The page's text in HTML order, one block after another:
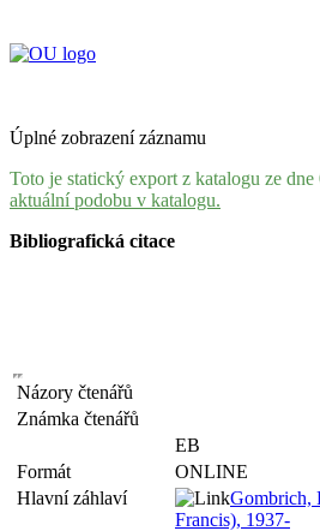
Úplné zobrazení záznamu
Toto je statický export z katalogu ze dne
aktuální podobu v katalogu.
Bibliografická citace
Názory čtenářů
Známka čtenářů
EB
Formát
ONLINE
Hlavní záhlaví
Gombrich,
Francis), 1937-